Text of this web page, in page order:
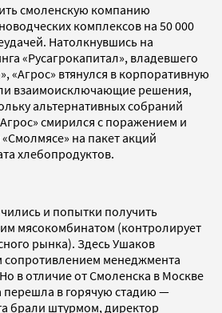
смоленскую компанию
комплексов на 50 000
Натолкнувшись на
«Русагрокапитал», владевшего
«Агроc» втянулся в корпоративную
взаимоисключающие решения,
альтернативных собраний
смирился с поражением и
на пакет акций
хлебопродуктов.
и попытки получить
мясокомбинатом (контролирует
рынка). Здесь Ушаков
сопротивлением менеджмента
в отличие от Смоленска в Москве
перешла в горячую стадию —
брали штурмом, директор